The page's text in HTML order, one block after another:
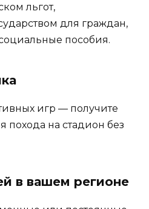
льгот,
для граждан,
пособия.
игр — получите
похода на стадион без
в вашем регионе